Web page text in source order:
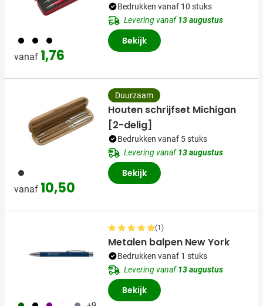
001 023 008
vanaf 1,76
Bedrukken vanaf 10 stuks
Levering vanaf13 augustus
Bekijk
011
vanaf 10,50
Duurzaam
Houten schrijfset Michigan
[2-delig]
Bedrukken vanaf 5 stuks
Levering vanaf13 augustus
Bekijk
060 001 024 002 003
(1)
Metalen balpen New York
Bedrukken vanaf 1 stuks
Levering vanaf13 augustus
Bekijk